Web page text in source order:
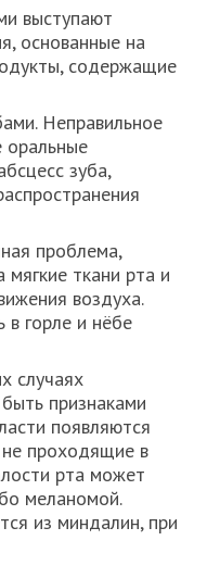
выступают
основанные на
содержащие
Неправильное
оральные
зуба,
проблема,
мягкие ткани рта и
воздуха.
горле и нёбе
случаях
признаками
появляются
проходящие в
рта может
меланомой.
из миндалин, при